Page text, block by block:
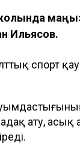
Ильясов.
Ұлттық спорт
ату, асық